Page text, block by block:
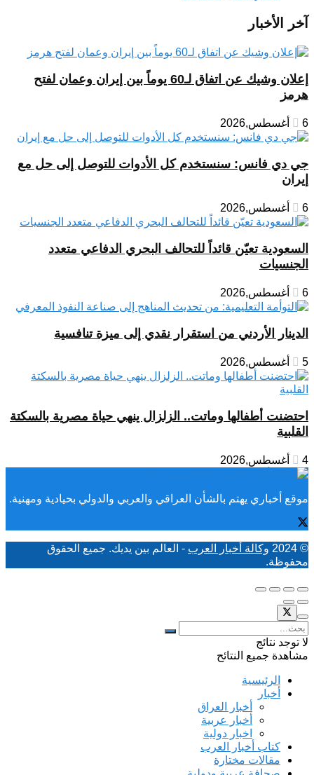
آخر الأخبار
إعلان وشيك عن اتفاق لـ60 يوماً بين إيران وعمان لفتح
هرمز
6 أغسطس,2026
جي دي فانس: سنستخدم كل الأدوات للتوصل إلى حل مع
إيران
6 أغسطس,2026
السعودية تعيّن قائداً للتحالف البحري الدفاعي متعدد
الجنسيات
6 أغسطس,2026
الدينار الأردني من استقرار نقدي إلى ميزة تنافسية
5 أغسطس,2026
احتضنت أطفالها وماتت.. الزلزال ينهي حياة مصرية بالسكتة
القلبية
4 أغسطس,2026
موقع أخباري يهتم بالشأن العراقي والعربي والدولي بحيادية ومهنية.
© 2024 وكالة أخبار العرب - العالم بين يديك. جميع الحقوق
محفوظة.
لا توجد نتائج
مشاهدة جميع النتائح
الرئيسية
أخبار
أخبار العراق
أخبار عربية
اخبار دولية
كتاب أخبار العرب
مقالات مختارة